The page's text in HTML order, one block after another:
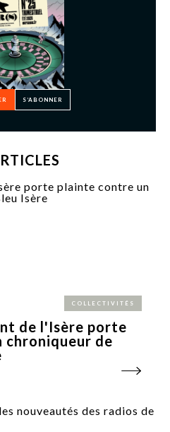
S’ABONNER
COLLECTIVITÉS
de l'Isère porte
chroniqueur de